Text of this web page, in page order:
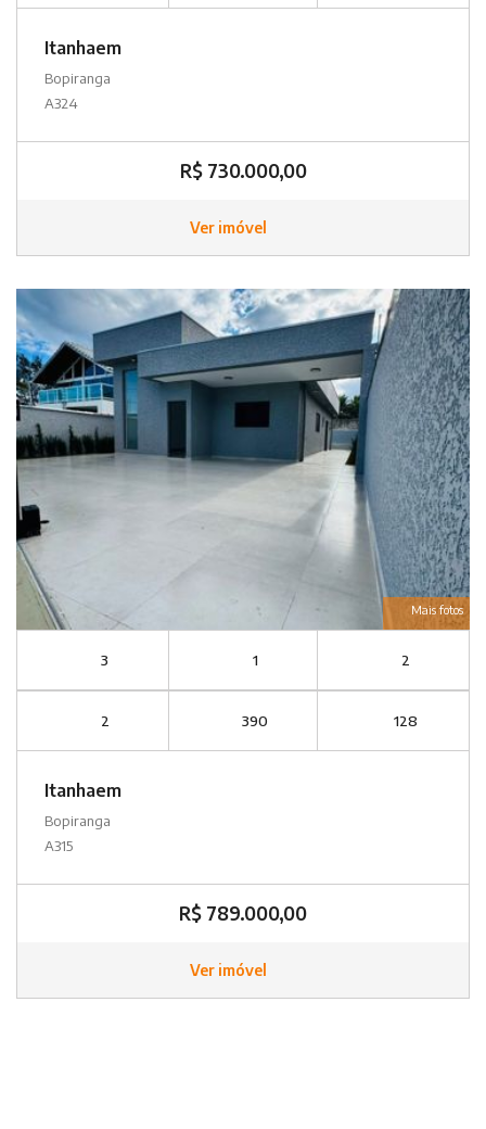
Itanhaem
Bopiranga
A324
R$ 730.000,00
Ver imóvel
Mais fotos
3 1 2
2 390 128
Itanhaem
Bopiranga
A315
R$ 789.000,00
Ver imóvel